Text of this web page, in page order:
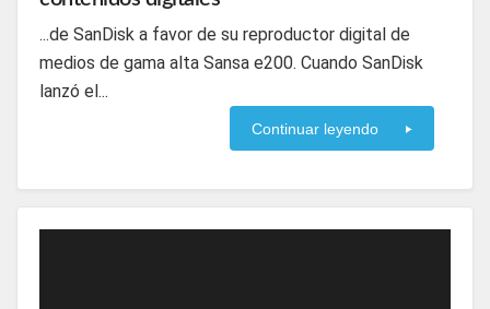
...de SanDisk a favor de su reproductor digital de
medios de gama alta Sansa e200. Cuando SanDisk
lanzó el...
Continuar leyendo